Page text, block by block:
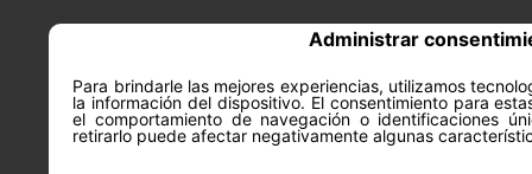
Administrar
Para brindarle las mejores experiencias, utilizamos
la información del dispositivo. El consentimiento para
el comportamiento de navegación o identificaciones
retirarlo puede afectar negativamente algunas